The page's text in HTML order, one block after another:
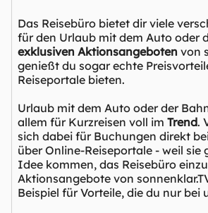
Das Reisebüro bietet dir viele
für den Urlaub mit dem Auto oder
exklusiven Aktionsangeboten von
genießt du sogar echte
Reiseportale bieten.
Urlaub mit dem Auto oder der
allem für Kurzreisen voll im Trend.
sich dabei für Buchungen direkt
über Online-Reiseportale - weil sie
Idee kommen, das Reisebüro
Aktionsangebote von
Beispiel für Vorteile, die du nur bei